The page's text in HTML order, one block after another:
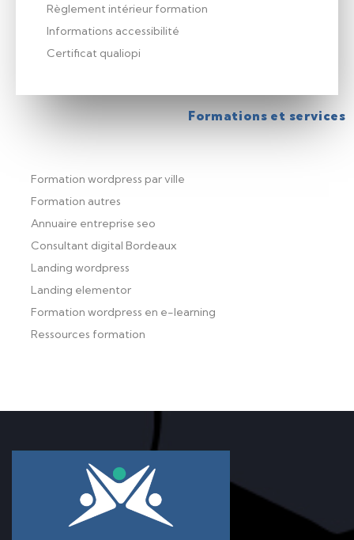
Règlement intérieur formation
Informations accessibilité
Certificat qualiopi
Formations et services
Formation wordpress par ville
Formation autres
Annuaire entreprise seo
Consultant digital Bordeaux
Landing wordpress
Landing elementor
Formation wordpress en e-learning
Ressources formation